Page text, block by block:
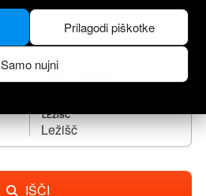
CHECK OUT (ODJAVA)
LEŽIŠČ
Ležišč
IŠČI
Prilagodi piškotke
Samo nujni